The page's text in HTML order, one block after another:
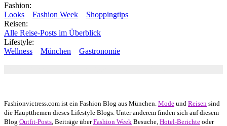
Fashion:
Looks
Fashion Week
Shoppingtips
Reisen:
Alle Reise-Posts im Überblick
Lifestyle:
Wellness
München Gastronomie
Fashionvictress.com ist ein Fashion Blog aus München. Mode und Reisen sind
die Hauptthemen dieses Lifestyle Blogs. Unter anderem finden sich auf diesem
Blog Outfit-Posts , Beiträge überFashion Week Besuche, Hotel-Berichte oder